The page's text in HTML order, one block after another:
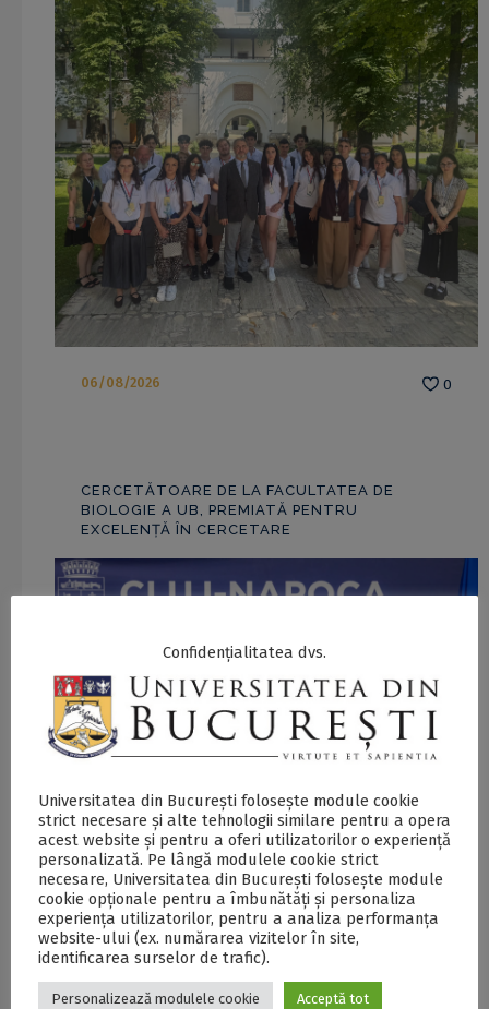
06/08/2026 0
CERCETĂTOARE DE LA FACULTATEA DE
BIOLOGIE A UB, PREMIATĂ PENTRU
EXCELENȚĂ ÎN CERCETARE
06/08/2026
Confidențialitatea dvs.
Universitatea din București folosește module cookie
strict necesare și alte tehnologii similare pentru a opera
acest website și pentru a oferi utilizatorilor o experiență
personalizată. Pe lângă modulele cookie strict
necesare, Universitatea din București folosește module
cookie opționale pentru a îmbunătăți și personaliza
experiența utilizatorilor, pentru a analiza performanța
website-ului (ex. numărarea vizitelor în site,
identificarea surselor de trafic).
Personalizează modulele cookie Acceptă tot